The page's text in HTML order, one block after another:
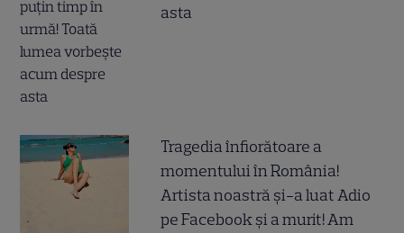
asta
Tragedia înfiorătoare a
momentului în România!
Artista noastră și-a luat Adio
pe Facebook și a murit! Am